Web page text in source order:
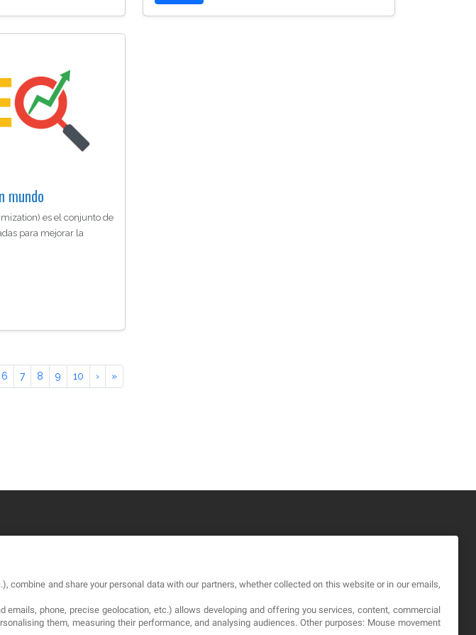
mundo
es el conjunto de
para mejorar la
6 7 8 9 10 › »
Política de Privacidad
and share your personal data with our partners, whether collected on this website or in our emails,
phone, precise geolocation, etc.) allows developing and offering you services, content, commercial
them, measuring their performance, and analysing audiences. Other purposes: Mouse movement